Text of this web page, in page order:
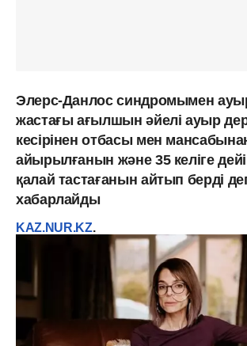
Элерс-Данлос синдромымен
жастағы ағылшын әйелі ауыр
кесірінен отбасы мен
айырылғанын және 35 келіге
қалай тастағанын айтып берді
хабарлайды
KAZ.NUR.KZ.